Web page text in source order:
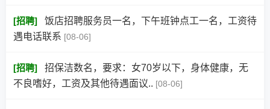
[招聘]
饭店招聘服务员一名，下午班钟点工一名，工资待
遇电话联系 [08-06]
[招聘]
招保洁数名，要求：女70岁以下，身体健康，无
不良嗜好，工资及其他待遇面议.. [08-06]